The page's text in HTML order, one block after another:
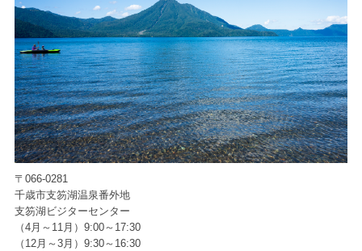
〒066-0281
千歳市支笏湖温泉番外地
支笏湖ビジターセンター
（4月～11月）9:00～17:30
（12月～3月）9:30～16:30